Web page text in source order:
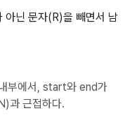
닌 문자(R)을 빼면서 남
부에서, start와 end가
과 근접하다.